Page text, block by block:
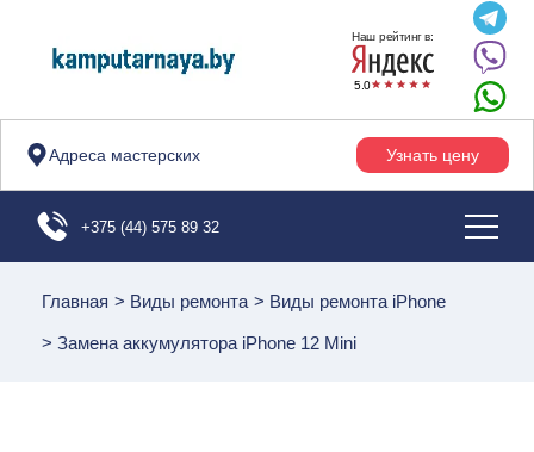
Наш рейтинг в:
5.0
Адреса мастерских Узнать цену
+375 (44) 575 89 32
Главная > Виды ремонта > Виды ремонта iPhone
> Замена аккумулятора iPhone 12 Mini